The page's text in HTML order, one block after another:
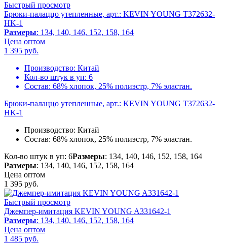
Быстрый просмотр
Брюки-палаццо утепленные, арт.: KEVIN YOUNG T372632-
HK-1
Размеры: 134, 140, 146, 152, 158, 164
Цена оптом
1 395 руб.
Производство: Китай
Кол-во штук в уп: 6
Состав: 68% хлопок, 25% полиэстр, 7% эластан.
Брюки-палаццо утепленные, арт.: KEVIN YOUNG T372632-
HK-1
Производство: Китай
Состав: 68% хлопок, 25% полиэстр, 7% эластан.
Кол-во штук в уп: 6Размеры: 134, 140, 146, 152, 158, 164
Размеры: 134, 140, 146, 152, 158, 164
Цена оптом
1 395 руб.
Быстрый просмотр
Джемпер-имитация KEVIN YOUNG A331642-1
Размеры: 134, 140, 146, 152, 158, 164
Цена оптом
1 485 руб.